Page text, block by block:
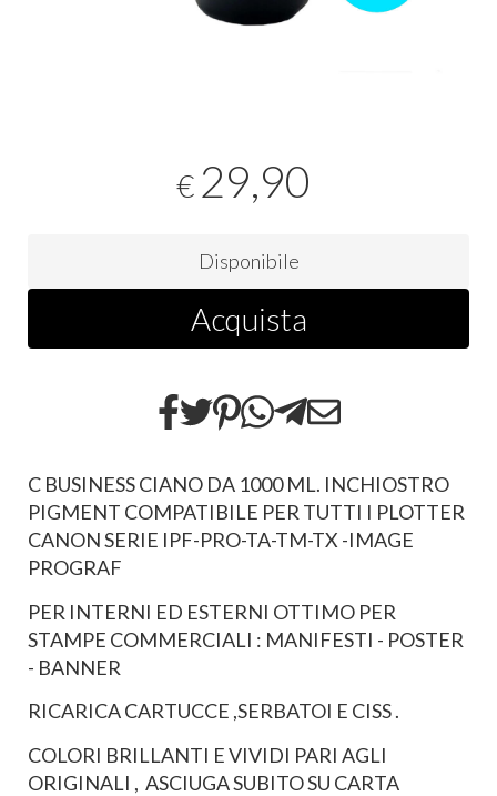
€ 29,90
Disponibile
Acquista
C BUSINESS CIANO DA 1000 ML. INCHIOSTRO
PIGMENT COMPATIBILE PER TUTTI I PLOTTER
CANON SERIE IPF-PRO-TA-TM-TX -IMAGE
PROGRAF
PER INTERNI ED ESTERNI OTTIMO PER
STAMPE COMMERCIALI : MANIFESTI - POSTER
- BANNER
RICARICA CARTUCCE ,SERBATOI E CISS .
COLORI BRILLANTI E VIVIDI PARI AGLI
ORIGINALI , ASCIUGA SUBITO SU CARTA